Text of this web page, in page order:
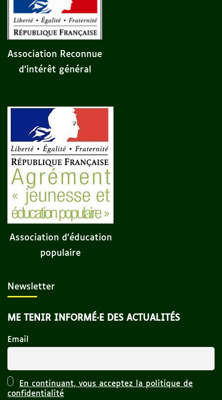
Association Reconnue
d'intérêt général
Association d'éducation
populaire
Newsletter
ME TENIR INFORMÉ·E DES ACTUALITÉS
Email
En continuant, vous acceptez la politique de
confidentialité